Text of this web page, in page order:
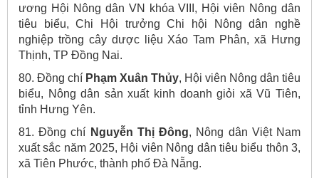
ương Hội Nông dân VN khóa VIII, Hội viên Nông dân
tiêu biểu, Chi Hội trưởng Chi hội Nông dân nghề
nghiệp trồng cây dược liệu Xáo Tam Phân, xã Hưng
Thịnh, TP Đồng Nai.
80. Đồng chí Phạm Xuân Thủy, Hội viên Nông dân tiêu
biểu, Nông dân sản xuất kinh doanh giỏi xã Vũ Tiên,
tỉnh Hưng Yên.
81. Đồng chí Nguyễn Thị Đông, Nông dân Việt Nam
xuất sắc năm 2025, Hội viên Nông dân tiêu biểu thôn 3,
xã Tiên Phước, thành phố Đà Nẵng.